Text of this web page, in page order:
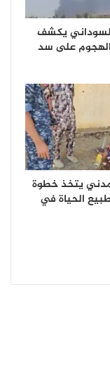
يكشف
على سد
يتخذ خطوة
الحياة في